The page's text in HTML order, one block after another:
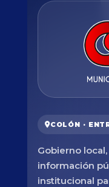
COLÓN ·
Gobierno
información
institucional